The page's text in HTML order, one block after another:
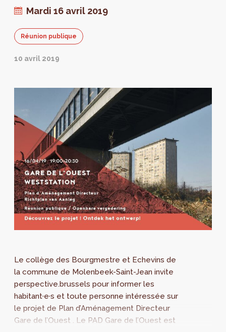
Mardi 16 avril 2019
Réunion publique
10 avril 2019
Le collège des Bourgmestre et Echevins de
la commune de Molenbeek-Saint-Jean invite
perspective.brussels pour informer les
habitant·e·s et toute personne intéressée sur
le projet de Plan d’Aménagement Directeur
Gare de l’Ouest . Le PAD Gare de l’Ouest est